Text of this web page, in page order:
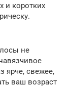
и коротких
не
ярче, свежее,
ваш возраст